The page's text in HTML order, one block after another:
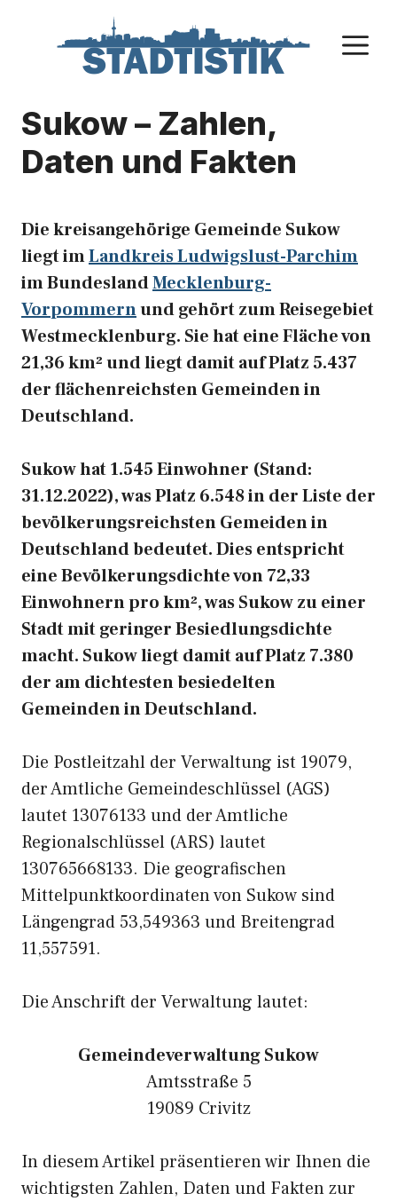
Sukow – Zahlen,
Daten und Fakten
Die kreisangehörige Gemeinde Sukow
liegt imLandkreis Ludwigslust-Parchim
im BundeslandMecklenburg-
Vorpommernund gehört zum Reisegebiet
Westmecklenburg. Sie hat eine Fläche von
21,36 km² und liegt damit auf Platz 5.437
der flächenreichsten Gemeinden in
Deutschland.
Sukow hat 1.545 Einwohner (Stand:
31.12.2022), was Platz 6.548 in der Liste der
bevölkerungsreichsten Gemeiden in
Deutschland bedeutet. Dies entspricht
eine Bevölkerungsdichte von 72,33
Einwohnern pro km², was Sukow zu einer
Stadt mit geringer Besiedlungsdichte
macht. Sukow liegt damit auf Platz 7.380
der am dichtesten besiedelten
Gemeinden in Deutschland.
Die Postleitzahl der Verwaltung ist 19079,
der Amtliche Gemeindeschlüssel (AGS)
lautet 13076133 und der Amtliche
Regionalschlüssel (ARS) lautet
130765668133. Die geografischen
Mittelpunktkoordinaten von Sukow sind
Längengrad 53,549363 und Breitengrad
11,557591.
Die Anschrift der Verwaltung lautet:
Gemeindeverwaltung Sukow
Amtsstraße 5
19089 Crivitz
In diesem Artikel präsentieren wir Ihnen die
wichtigsten Zahlen, Daten und Fakten zur